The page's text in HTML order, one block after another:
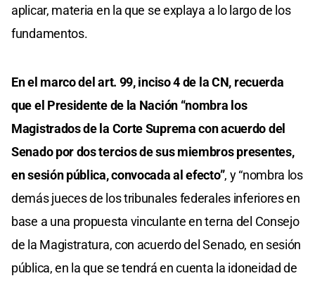
aplicar, materia en la que se explaya a lo largo de los
fundamentos.
En el marco del art. 99, inciso 4 de la CN, recuerda
que el Presidente de la Nación “nombra los
Magistrados de la Corte Suprema con acuerdo del
Senado por dos tercios de sus miembros presentes,
en sesión pública, convocada al efecto”, y “nombra los
demás jueces de los tribunales federales inferiores en
base a una propuesta vinculante en terna del Consejo
de la Magistratura, con acuerdo del Senado, en sesión
pública, en la que se tendrá en cuenta la idoneidad de